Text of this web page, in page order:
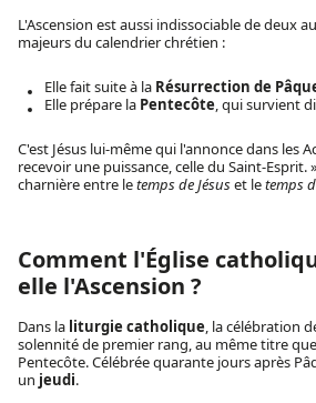
L'Ascension est aussi indissociable de deux
majeurs du calendrier chrétien :
Elle fait suite à la Résurrection de
Elle prépare la Pentecôte, qui survient
C'est Jésus lui-même qui l'annonce dans les
recevoir une puissance, celle du Saint-Esprit.
charnière entre letemps de Jésuset letemps
Comment l'Église
elle l'Ascension ?
Dans la liturgie catholique, la célébration
solennité de premier rang, au même titre
Pentecôte. Célébrée quarante jours après
un jeudi.